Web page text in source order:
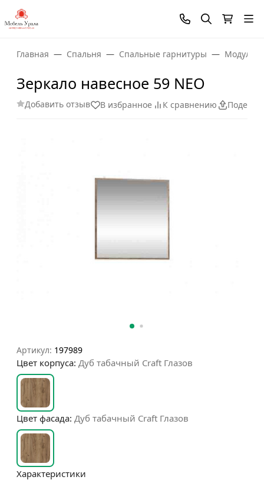
Главная Спальня Спальные гарнитуры
Зеркало навесное 59 NEO
Добавить отзыв В избранное К сравнению
Артикул: 197989
Цвет корпуса: Дуб табачный Craft Глазов
Цвет фасада: Дуб табачный Craft Глазов
Характеристики